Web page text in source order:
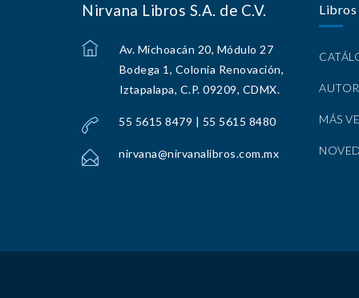
Nirvana Libros S.A. de C.V.
Av. Michoacán 20, Módulo 27
Bodega 1, Colonia Renovación,
Iztapalapa, C.P. 09209, CDMX.
55 5615 8479 | 55 5615 8480
nirvana@nirvanalibros.com.mx
Libros
MÁS